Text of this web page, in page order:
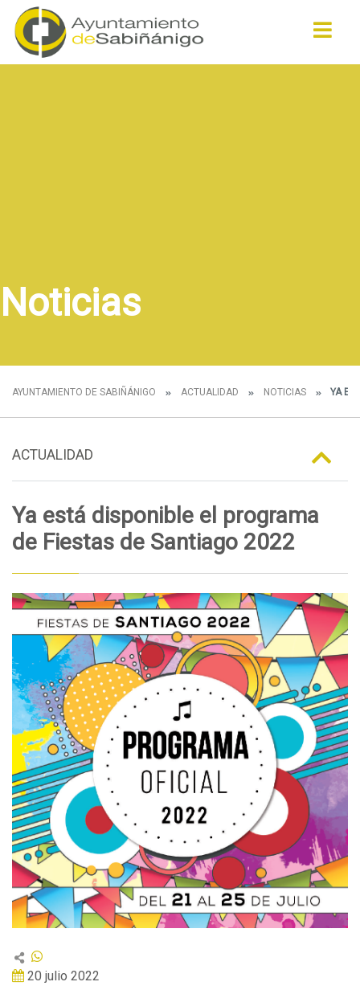
Noticias
AYUNTAMIENTO DE SABIÑÁNIGO ACTUALIDAD NOTICIAS YA
ACTUALIDAD
Ya está disponible el programa
de Fiestas de Santiago 2022
20 julio 2022